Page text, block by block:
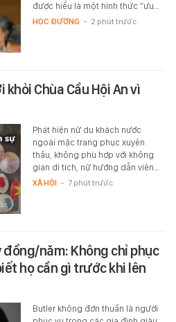
được hiểu là một hình thức “ưu…
HỌC ĐƯỜNG - 2 phút trước
Chùa Cầu Hội An vì
Phát hiện nữ du khách nước
ngoài mặc trang phục xuyên
thấu, không phù hợp với không
gian di tích, nữ hướng dẫn viên…
XÃ HỘI - 7 phút trước
năm: Không chỉ phục
họ cần gì trước khi lên
Butler không đơn thuần là người